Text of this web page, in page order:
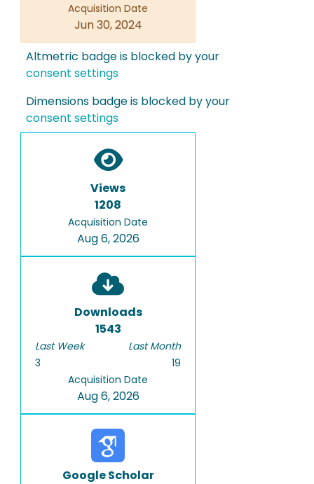
Acquisition Date
Jun 30, 2024
Altmetric badge is blocked by your
consent settings
Dimensions badge is blocked by your
consent settings
Views
1208
Acquisition Date
Aug 6, 2026
Downloads
1543
Last Week
3
Last Month
19
Acquisition Date
Aug 6, 2026
Google Scholar